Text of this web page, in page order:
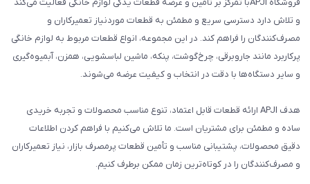
فروشگاه APJIبا تمرکز بر تأمین و عرضه قطعات یدکی لوازم خانگی فعالیت می‌کند
و تلاش دارد دسترسی سریع و مطمئن به قطعات موردنیاز تعمیرکاران و
مصرف‌کنندگان را فراهم کند. در این مجموعه، انواع قطعات مربوط به لوازم خانگی
پرکاربرد مانند جاروبرقی، چرخ‌گوشت، پنکه، ماشین لباسشویی، همزن، آبمیوه‌گیری
و سایر دستگاه‌ها با دقت در انتخاب و کیفیت عرضه می‌شوند.
هدف APJI ارائه قطعات قابل اعتماد، تنوع مناسب محصولات و تجربه خریدی
ساده و مطمئن برای مشتریان است. ما تلاش می‌کنیم با فراهم کردن اطلاعات
دقیق محصولات، پشتیبانی مناسب و تأمین قطعات پرمصرف بازار، نیاز تعمیرکاران
و مصرف‌کنندگان را در کوتاه‌ترین زمان ممکن برطرف کنیم.